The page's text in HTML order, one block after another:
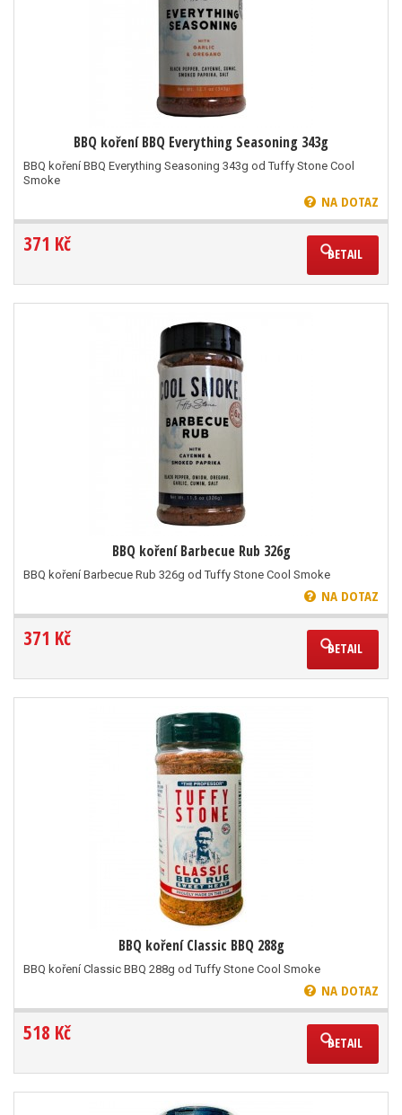
BBQ koření BBQ Everything Seasoning 343g
BBQ koření BBQ Everything Seasoning 343g od Tuffy Stone Cool
Smoke
NA DOTAZ
371 Kč DETAIL
BBQ koření Barbecue Rub 326g
BBQ koření Barbecue Rub 326g od Tuffy Stone Cool Smoke
NA DOTAZ
371 Kč DETAIL
BBQ koření Classic BBQ 288g
BBQ koření Classic BBQ 288g od Tuffy Stone Cool Smoke
NA DOTAZ
518 Kč DETAIL